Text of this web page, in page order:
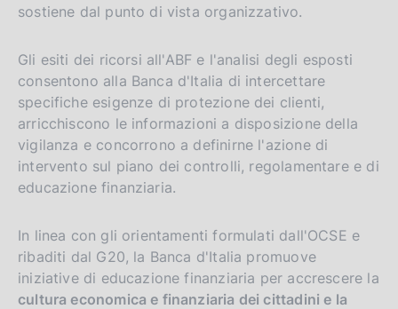
sostiene dal punto di vista organizzativo.
Gli esiti dei ricorsi all'ABF e l'analisi degli esposti
consentono alla Banca d'Italia di intercettare
specifiche esigenze di protezione dei clienti,
arricchiscono le informazioni a disposizione della
vigilanza e concorrono a definirne l'azione di
intervento sul piano dei controlli, regolamentare e di
educazione finanziaria.
In linea con gli orientamenti formulati dall'OCSE e
ribaditi dal G20, la Banca d'Italia promuove
iniziative di educazione finanziaria per accrescere la
cultura economica e finanziaria dei cittadini e la